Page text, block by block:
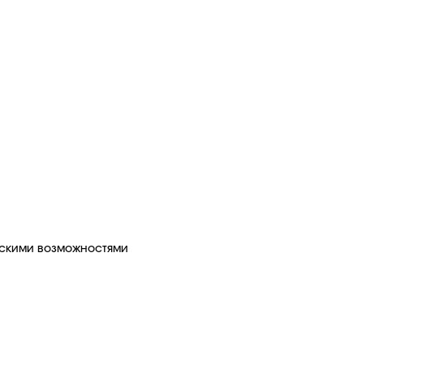
возможностями